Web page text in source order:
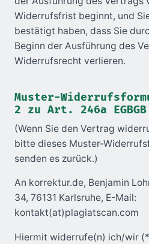
Widerrufsfrist beginnt, und
bestätigt haben, dass Sie
Beginn der Ausführung des
Widerrufsrecht verlieren.
Muster-
2 zu Art. 246a EGBGB
(Wenn Sie den Vertrag
bitte dieses Muster-
senden es zurück.)
An korrektur.de, Benjamin
34, 76131 Karlsruhe, E-Mail:
kontakt(at)plagiatscan.com
Hiermit widerrufe(n) ich/wir